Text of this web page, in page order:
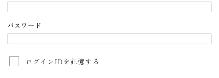
パスワード
ログインIDを記憶する